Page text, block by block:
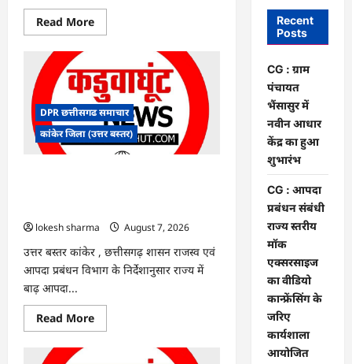
Read MoreRead
more
ग्राम
पंचायत
भैंसासुर
में
नवीन
आधार
केंद्र
DPR छत्तीसगढ समाचार
कांकेर जिला (उत्तर बस्तर)
lokesh sharma
August 7, 2026
उत्तर बस्तर कांकेर , छत्तीसगढ़ शासन राजस्व एवं
आपदा प्रबंधन विभाग के निर्देशानुसार राज्य में
बाढ़ आपदा...
Read MoreRead
more
Recent
Posts
CG : ग्राम
पंचायत
भैंसासुर में
नवीन आधार
केंद्र का हुआ
शुभारंभ
CG : आपदा
प्रबंधन संबंधी
राज्य स्तरीय
मॉक
एक्सरसाइज
का वीडियो
कान्फ्रेंसिंग के
जरिए
कार्यशाला
आयोजित